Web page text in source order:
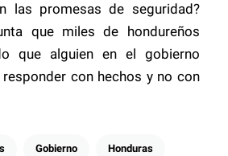
las promesas de seguridad?
que miles de hondureños
que alguien en el gobierno
con hechos y no con
Gobierno Honduras